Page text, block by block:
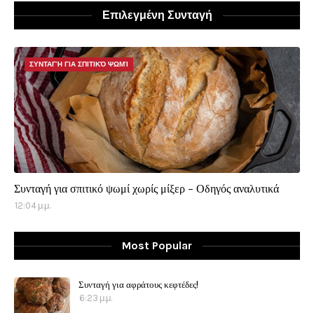
Επιλεγμένη Συνταγή
ΣΥΝΤΑΓΉ ΓΙΑ ΣΠΙΤΙΚΌ ΨΩΜΊ
Συνταγή για σπιτικό ψωμί χωρίς μίξερ - Οδηγός αναλυτικά
12:04 μ.μ.
Most Popular
Συνταγή για αφράτους κεφτέδες!
6:23 μ.μ.